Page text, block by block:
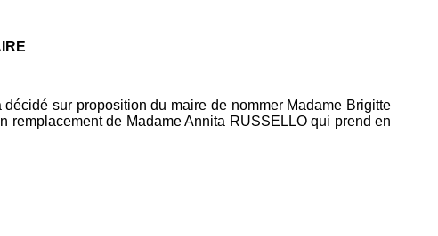
sur proposition du maire de nommer Madame Brigitte
de Madame Annita RUSSELLO qui prend en